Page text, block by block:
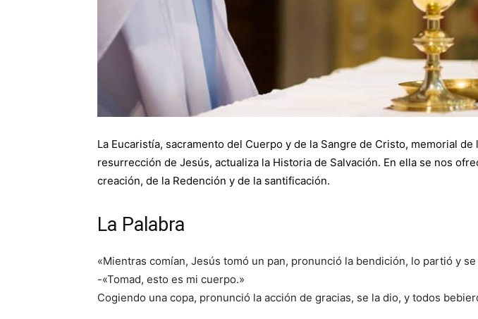
La Eucaristía, sacramento del Cuerpo y de la Sangre de Cristo, memorial de
resurrección de Jesús, actualiza la Historia de Salvación. En ella se nos
creación, de la Redención y de la santificación.
La Palabra
«Mientras comían, Jesús tomó un pan, pronunció la bendición, lo partió y
-«Tomad, esto es mi cuerpo.»
Cogiendo una copa, pronunció la acción de gracias, se la dio, y todos